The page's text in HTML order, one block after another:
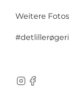
Weitere
#detlillerøgeri
Instagram
Facebook